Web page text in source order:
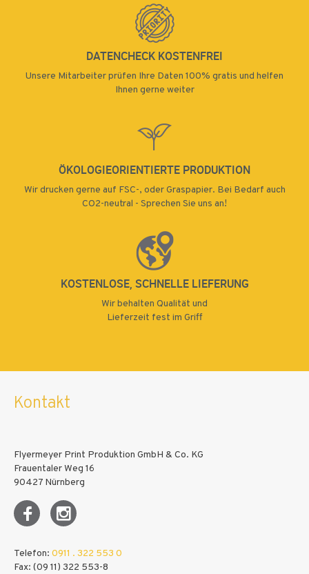
DATENCHECK KOSTENFREI
Unsere Mitarbeiter prüfen Ihre Daten 100% gratis und helfen
Ihnen gerne weiter
ÖKOLOGIEORIENTIERTE PRODUKTION
Wir drucken gerne auf FSC-, oder Graspapier. Bei Bedarf auch
CO2-neutral - Sprechen Sie uns an!
KOSTENLOSE, SCHNELLE LIEFERUNG
Wir behalten Qualität und
Lieferzeit fest im Griff
Kontakt
Flyermeyer Print Produktion GmbH & Co. KG
Frauentaler Weg 16
90427 Nürnberg
Telefon: 0911 . 322 553 0
Fax: (09 11) 322 553-8